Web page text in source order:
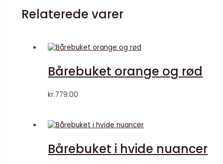
Relaterede varer
Bårebuket orange og rød
kr.779.00
Bårebuket i hvide nuancer